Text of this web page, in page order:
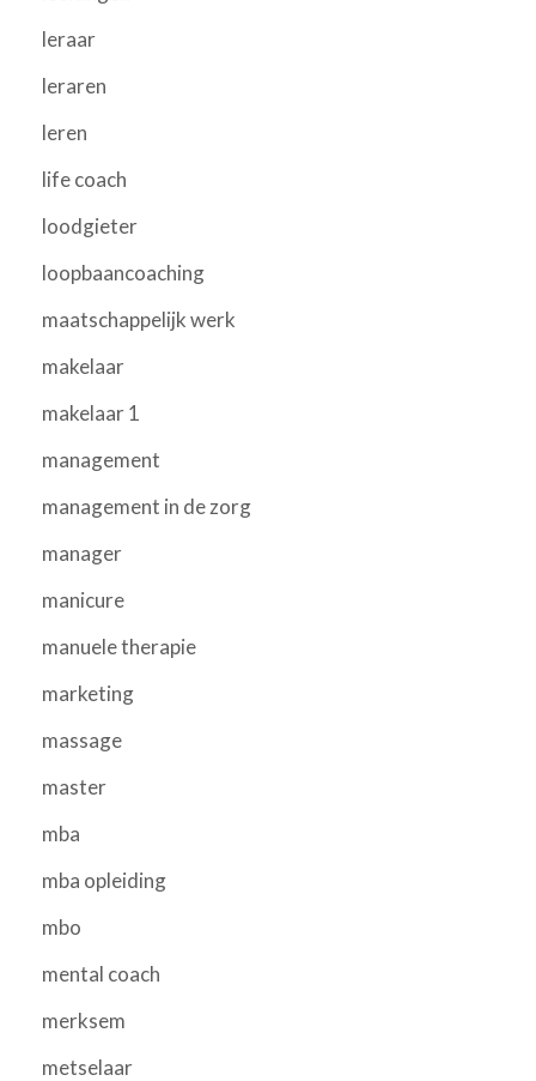
leraar
leraren
leren
life coach
loodgieter
loopbaancoaching
maatschappelijk werk
makelaar
makelaar 1
management
management in de zorg
manager
manicure
manuele therapie
marketing
massage
master
mba
mba opleiding
mbo
mental coach
merksem
metselaar